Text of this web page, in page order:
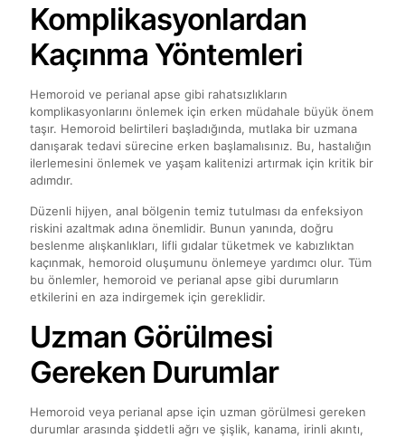
Komplikasyonlardan
Kaçınma Yöntemleri
Hemoroid ve perianal apse gibi rahatsızlıkların
komplikasyonlarını önlemek için erken müdahale büyük önem
taşır. Hemoroid belirtileri başladığında, mutlaka bir uzmana
danışarak tedavi sürecine erken başlamalısınız. Bu, hastalığın
ilerlemesini önlemek ve yaşam kalitenizi artırmak için kritik bir
adımdır.
Düzenli hijyen, anal bölgenin temiz tutulması da enfeksiyon
riskini azaltmak adına önemlidir. Bunun yanında, doğru
beslenme alışkanlıkları, lifli gıdalar tüketmek ve kabızlıktan
kaçınmak, hemoroid oluşumunu önlemeye yardımcı olur. Tüm
bu önlemler, hemoroid ve perianal apse gibi durumların
etkilerini en aza indirgemek için gereklidir.
Uzman Görülmesi
Gereken Durumlar
Hemoroid veya perianal apse için uzman görülmesi gereken
durumlar arasında şiddetli ağrı ve şişlik, kanama, irinli akıntı,